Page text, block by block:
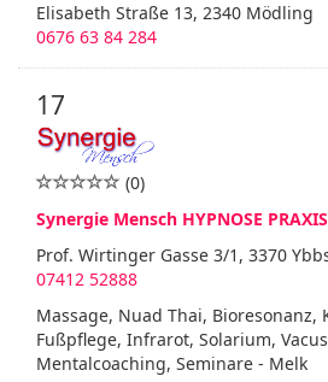
Elisabeth Straße 13, 2340 Mödling
0676 63 84 284
17
(0)
Synergie Mensch HYPNOSE PRAXIS
Prof. Wirtinger Gasse 3/1, 3370
07412 52888
Massage, Nuad Thai, Bioresonanz,
Fußpflege, Infrarot, Solarium,
Mentalcoaching, Seminare - Melk